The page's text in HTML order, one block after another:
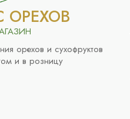
ОРЕХОВ
орехов и сухофруктов
и в розницу